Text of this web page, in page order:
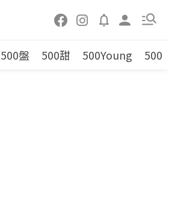
500盤 500甜 500Young 500